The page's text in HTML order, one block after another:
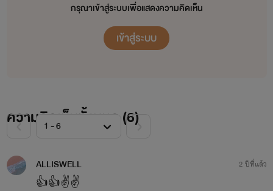
กรุณาเข้าสู่ระบบเพื่อแสดงความคิดเห็น
เข้าสู่ระบบ
ความคิดเห็นทั้งหมด (6)
ALLISWELL
👍👍✌️✌️
2 ปีที่แล้ว